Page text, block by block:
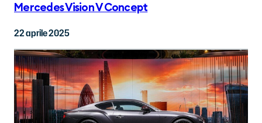
Mercedes Vision V Concept
22 aprile 2025